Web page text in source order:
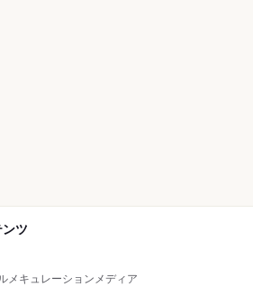
ツ
メキュレーションメディア